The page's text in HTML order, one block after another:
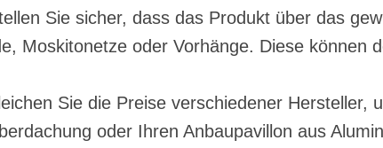
Sie sicher, dass das Produkt über das
Moskitonetze oder Vorhänge. Diese können
Sie die Preise verschiedener Hersteller,
oder Ihren Anbaupavillon aus